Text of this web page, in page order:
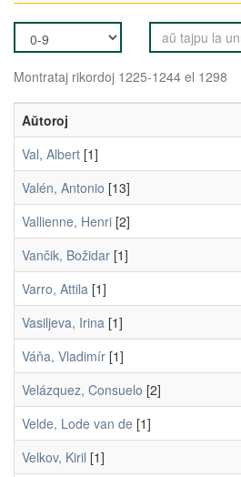
Montrataj rikordoj 1225-1244 el 1298
Aŭtoroj
Val, Albert [1]
Valén, Antonio [13]
Vallienne, Henri [2]
Vančik, Božidar [1]
Varro, Attila [1]
Vasiljeva, Irina [1]
Váňa, Vladimír [1]
Velázquez, Consuelo [2]
Velde, Lode van de [1]
Velkov, Kiril [1]